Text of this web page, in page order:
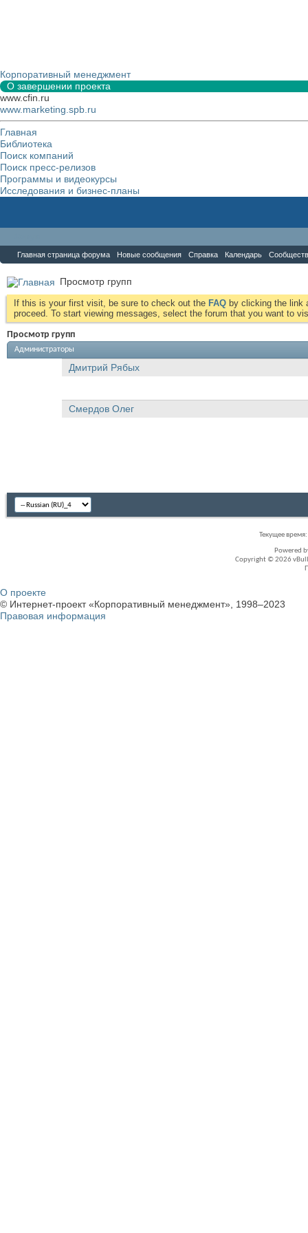
Корпоративный менеджмент
О завершении проекта
www.cfin.ru
www.marketing.spb.ru
Главная
Библиотека
Поиск компаний
Поиск пресс-релизов
Программы и видеокурсы
Исследования и бизнес-планы
Главная страница форума Новые сообщения Справка Календарь
Просмотр групп
If this is your first visit, be sure to check out the FAQ by clicking the link
proceed. To start viewing messages, select the forum that you want to
Просмотр групп
Администраторы
Дмитрий Рябых
Смердов Олег
Текущее время:
Powered
Copyright © 2026
О проекте
© Интернет-проект «Корпоративный менеджмент», 1998–2023
Правовая информация